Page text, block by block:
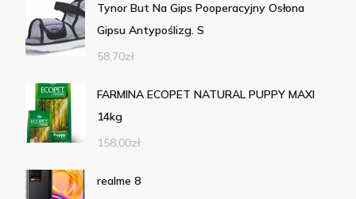
Tynor But Na Gips Pooperacyjny Osłona
Gipsu Antypoślizg. S
58,70zł
FARMINA ECOPET NATURAL PUPPY MAXI
14kg
158,00zł
realme 8